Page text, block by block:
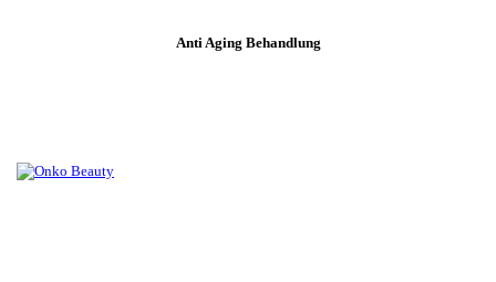
Anti Aging Behandlung